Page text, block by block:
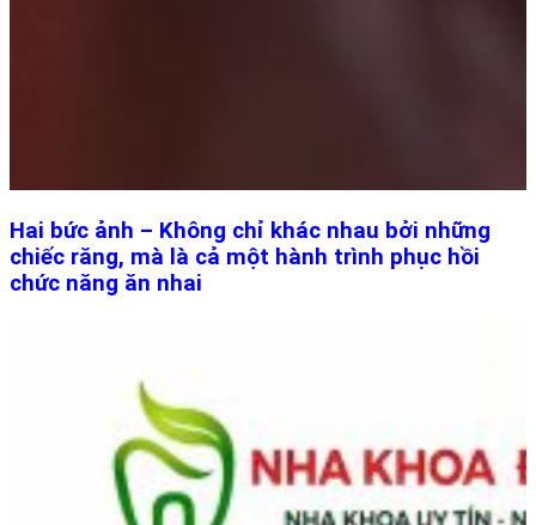
Hai bức ảnh – Không chỉ khác nhau bởi những
chiếc răng, mà là cả một hành trình phục hồi
chức năng ăn nhai